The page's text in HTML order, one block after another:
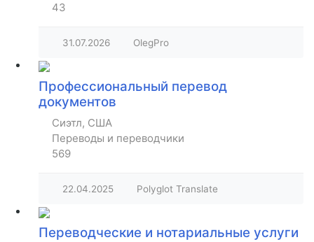
43
31.07.2026 OlegPro
Профессиональный перевод
документов
Сиэтл, США
Переводы и переводчики
569
22.04.2025 Polyglot Translate
Переводческие и нотариальные услуги